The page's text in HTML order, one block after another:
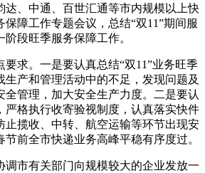
达、中通、百世汇通等市内规模以上快
障工作专题会议，总结“双11”期间服
段旺季服务保障工作。
求。一是要认真总结“双11”业务旺季
生产和管理活动中的不足，发现问题及
全管理，加大安全生产力度。二是要认
严格执行收寄验视制度，认真落实快件
止揽收、中转、航空运输等环节出现安
前全市快递业务高峰平稳有序度过。
调市有关部门向规模较大的企业发放一